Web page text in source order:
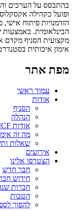
ופועל כקהילה
הזדמנויות פיתוח
הבינלאומית.
מקצועית הסניף מקדם
אימון איכותית
מפת אתר
עמוד ראשי
אודות
הסניף
הנהלה
אודות ICF העולמי
מה זה
שאלות
אירועים
הצטרפו אלינו
חבר חדש
חידוש
חברות
הטבות
להפוך